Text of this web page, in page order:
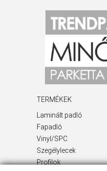
TERMÉKEK
Laminált padló
Fapadló
Vinyl/SPC
Szegélylecek
Profilok